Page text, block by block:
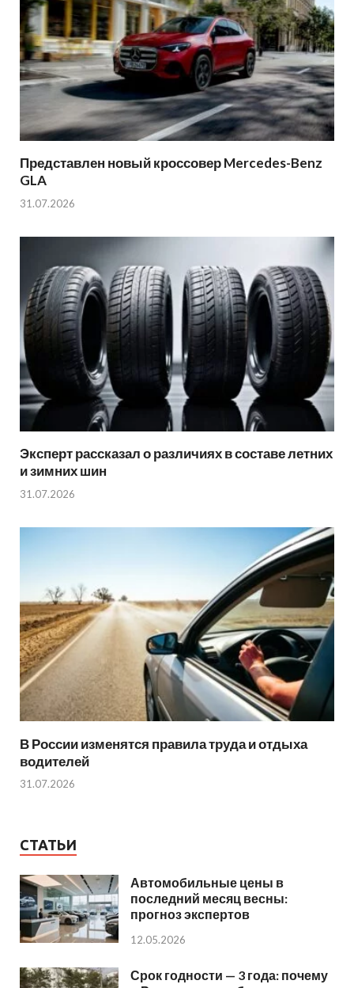
Представлен новый кроссовер Mercedes-Benz
GLA
31.07.2026
Эксперт рассказал о различиях в составе летних
и зимних шин
31.07.2026
В России изменятся правила труда и отдыха
водителей
31.07.2026
СТАТЬИ
Автомобильные цены в
последний месяц весны:
прогноз экспертов
12.05.2026
Срок годности — 3 года: почему